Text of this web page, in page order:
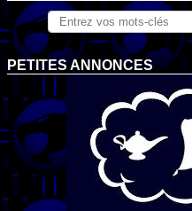
PETITES ANNONCES